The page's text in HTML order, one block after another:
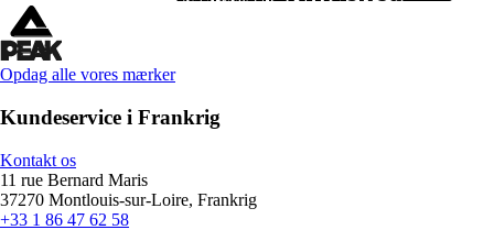
Opdag alle vores mærker
Kundeservice i Frankrig
Kontakt os
11 rue Bernard Maris
37270 Montlouis-sur-Loire, Frankrig
+33 1 86 47 62 58